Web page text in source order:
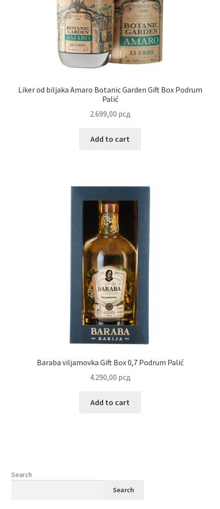
Liker od biljaka Amaro Botanic Garden Gift Box Podrum
Palić
2.699,00 рсд
Add to cart
Baraba viljamovka Gift Box 0,7 Podrum Palić
4.290,00 рсд
Add to cart
Search
Search